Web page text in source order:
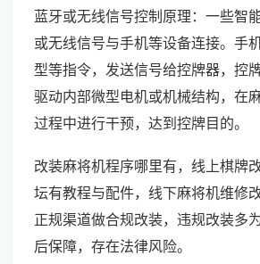
蓝牙或无线信号控制原理：一些智
或无线信号与手机等设备连接。手
型等指令，发送信号给控牌器，控
驱动内部微型电机或机械结构，在
过程中进行干预，达到控牌目的。
改装麻将机程序哪里有，线上棋牌
坛有教程与配件，线下麻将机维修
正规渠道做合规改装，违规改装多
后保障，存在法律风险。